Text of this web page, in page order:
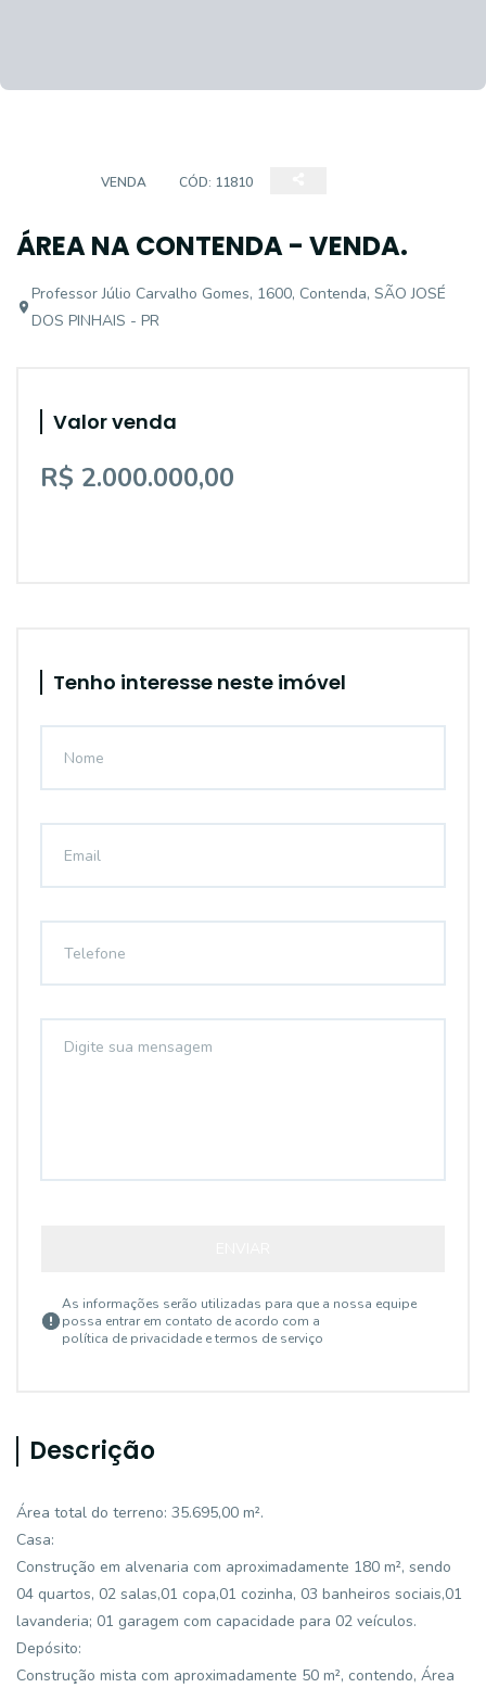
VENDA CÓD: 11810
ÁREA NA CONTENDA - VENDA.
Professor Júlio Carvalho Gomes, 1600, Contenda, SÃO JOSÉ
DOS PINHAIS - PR
Valor venda
R$ 2.000.000,00
Tenho interesse neste imóvel
As informações serão utilizadas para que a nossa equipe
possa entrar em contato de acordo com a
política de privacidade e termos de serviço
Descrição
Área total do terreno: 35.695,00 m².
Casa:
Construção em alvenaria com aproximadamente 180 m², sendo
04 quartos, 02 salas,01 copa,01 cozinha, 03 banheiros sociais,01
lavanderia; 01 garagem com capacidade para 02 veículos.
Depósito:
Construção mista com aproximadamente 50 m², contendo, Área